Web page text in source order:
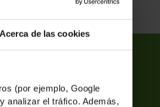
Acerca de las cookies
(por ejemplo, Google
analizar el tráfico. Además,